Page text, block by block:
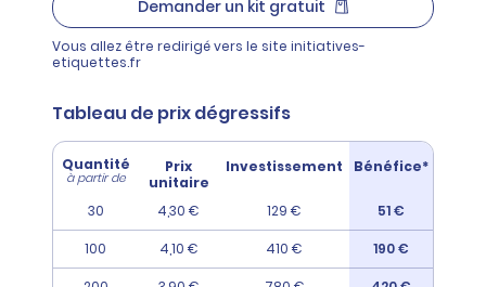
Demander un kit gratuit
Vous allez être redirigé vers le site initiatives-
etiquettes.fr
Tableau de prix dégressifs
Quantité
à partir de
Prix
unitaire
Investissement Bénéfice*
30 4,30 € 129 € 51 €
100 4,10 € 410 € 190 €